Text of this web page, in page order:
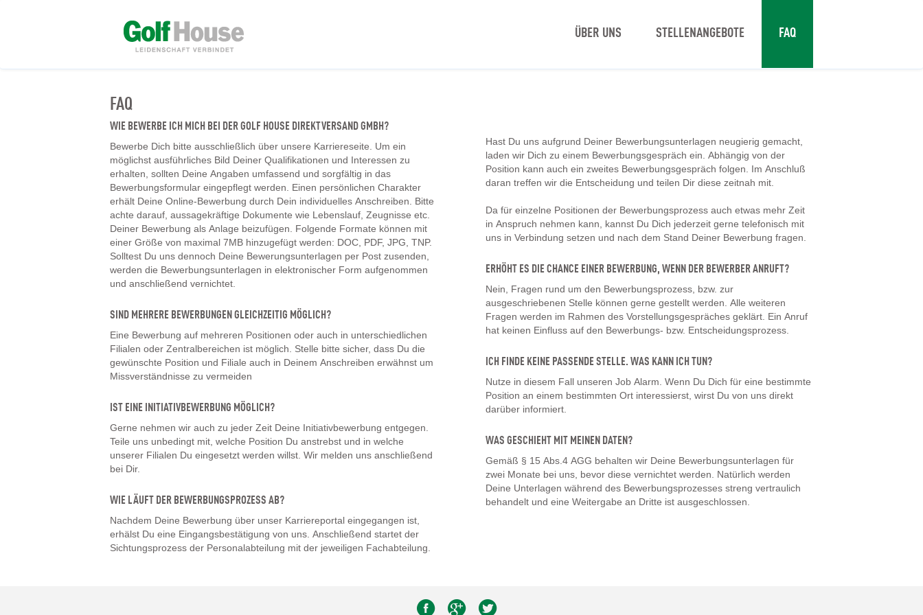
ÜBER UNS STELLENANGEBOTE FAQ
FAQ
WIE BEWERBE ICH MICH BEI DER GOLF HOUSE DIREKTVERSAND GMBH?
Bewerbe Dich bitte ausschließlich über unsere Karriereseite. Um ein
möglichst ausführliches Bild Deiner Qualifikationen und Interessen zu
erhalten, sollten Deine Angaben umfassend und sorgfältig in das
Bewerbungsformular eingepflegt werden. Einen persönlichen Charakter
erhält Deine Online-Bewerbung durch Dein individuelles Anschreiben. Bitte
achte darauf, aussagekräftige Dokumente wie Lebenslauf, Zeugnisse etc.
Deiner Bewerbung als Anlage beizufügen. Folgende Formate können mit
einer Größe von maximal 7MB hinzugefügt werden: DOC, PDF, JPG, TNP.
Solltest Du uns dennoch Deine Bewerungsunterlagen per Post zusenden,
werden die Bewerbungsunterlagen in elektronischer Form aufgenommen
und anschließend vernichtet.
SIND MEHRERE BEWERBUNGEN GLEICHZEITIG MÖGLICH?
Eine Bewerbung auf mehreren Positionen oder auch in unterschiedlichen
Filialen oder Zentralbereichen ist möglich. Stelle bitte sicher, dass Du die
gewünschte Position und Filiale auch in Deinem Anschreiben erwähnst um
Missverständnisse zu vermeiden
IST EINE INITIATIVBEWERBUNG MÖGLICH?
Gerne nehmen wir auch zu jeder Zeit Deine Initiativbewerbung entgegen.
Teile uns unbedingt mit, welche Position Du anstrebst und in welche
unserer Filialen Du eingesetzt werden willst. Wir melden uns anschließend
bei Dir.
WIE LÄUFT DER BEWERBUNGSPROZESS AB?
Nachdem Deine Bewerbung über unser Karriereportal eingegangen ist,
erhälst Du eine Eingangsbestätigung von uns. Anschließend startet der
Sichtungsprozess der Personalabteilung mit der jeweiligen Fachabteilung.
Hast Du uns aufgrund Deiner Bewerbungsunterlagen neugierig gemacht,
laden wir Dich zu einem Bewerbungsgespräch ein. Abhängig von der
Position kann auch ein zweites Bewerbungsgespräch folgen. Im Anschluß
daran treffen wir die Entscheidung und teilen Dir diese zeitnah mit.
Da für einzelne Positionen der Bewerbungsprozess auch etwas mehr Zeit
in Anspruch nehmen kann, kannst Du Dich jederzeit gerne telefonisch mit
uns in Verbindung setzen und nach dem Stand Deiner Bewerbung fragen.
ERHÖHT ES DIE CHANCE EINER BEWERBUNG, WENN DER BEWERBER ANRUFT?
Nein, Fragen rund um den Bewerbungsprozess, bzw. zur
ausgeschriebenen Stelle können gerne gestellt werden. Alle weiteren
Fragen werden im Rahmen des Vorstellungsgespräches geklärt. Ein Anruf
hat keinen Einfluss auf den Bewerbungs- bzw. Entscheidungsprozess.
ICH FINDE KEINE PASSENDE STELLE. WAS KANN ICH TUN?
Nutze in diesem Fall unseren Job Alarm. Wenn Du Dich für eine bestimmte
Position an einem bestimmten Ort interessierst, wirst Du von uns direkt
darüber informiert.
WAS GESCHIEHT MIT MEINEN DATEN?
Gemäß § 15 Abs.4 AGG behalten wir Deine Bewerbungsunterlagen für
zwei Monate bei uns, bevor diese vernichtet werden. Natürlich werden
Deine Unterlagen während des Bewerbungsprozesses streng vertraulich
behandelt und eine Weitergabe an Dritte ist ausgeschlossen.